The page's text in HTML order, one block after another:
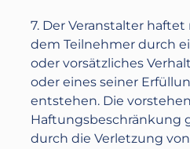
7. Der Veranstalter
dem Teilnehmer durch
oder vorsätzliches
oder eines seiner
entstehen. Die
Haftungsbeschränkung
durch die Verletzung